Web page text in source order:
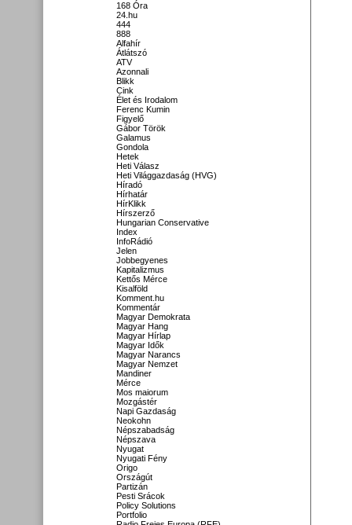
168 Óra
24.hu
444
888
Alfahír
Átlátszó
ATV
Azonnali
Blikk
Cink
Élet és Irodalom
Ferenc Kumin
Figyelő
Gábor Török
Galamus
Gondola
Hetek
Heti Válasz
Heti Világgazdaság (HVG)
Híradó
Hírhatár
HírKlikk
Hírszerző
Hungarian Conservative
Index
InfoRádió
Jelen
Jobbegyenes
Kapitalizmus
Kettős Mérce
Kisalföld
Komment.hu
Kommentár
Magyar Demokrata
Magyar Hang
Magyar Hírlap
Magyar Idők
Magyar Narancs
Magyar Nemzet
Mandiner
Mérce
Mos maiorum
Mozgástér
Napi Gazdaság
Neokohn
Népszabadság
Népszava
Nyugat
Nyugati Fény
Origo
Országút
Partizán
Pesti Srácok
Policy Solutions
Portfolio